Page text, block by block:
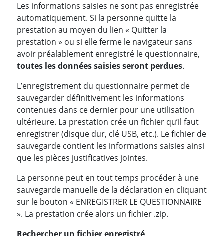
Les informations saisies ne sont pas enregistrée
automatiquement. Si la personne quitte la
prestation au moyen du lien « Quitter la
prestation » ou si elle ferme le navigateur sans
avoir préalablement enregistré le questionnaire,
toutes les données saisies seront perdues.
L’enregistrement du questionnaire permet de
sauvegarder définitivement les informations
contenues dans ce dernier pour une utilisation
ultérieure. La prestation crée un fichier qu’il faut
enregistrer (disque dur, clé USB, etc.). Le fichier de
sauvegarde contient les informations saisies ainsi
que les pièces justificatives jointes.
La personne peut en tout temps procéder à une
sauvegarde manuelle de la déclaration en cliquant
sur le bouton « ENREGISTRER LE QUESTIONNAIRE
». La prestation crée alors un fichier .zip.
Rechercher un fichier enregistré